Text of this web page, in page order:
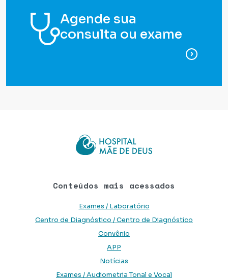
Agende sua
consulta ou exame
para
Conteúdos mais acessados
Exames / Laboratório
Centro de Diagnóstico / Centro de Diagnóstico
Convênio
APP
Notícias
Exames / Audiometria Tonal e Vocal